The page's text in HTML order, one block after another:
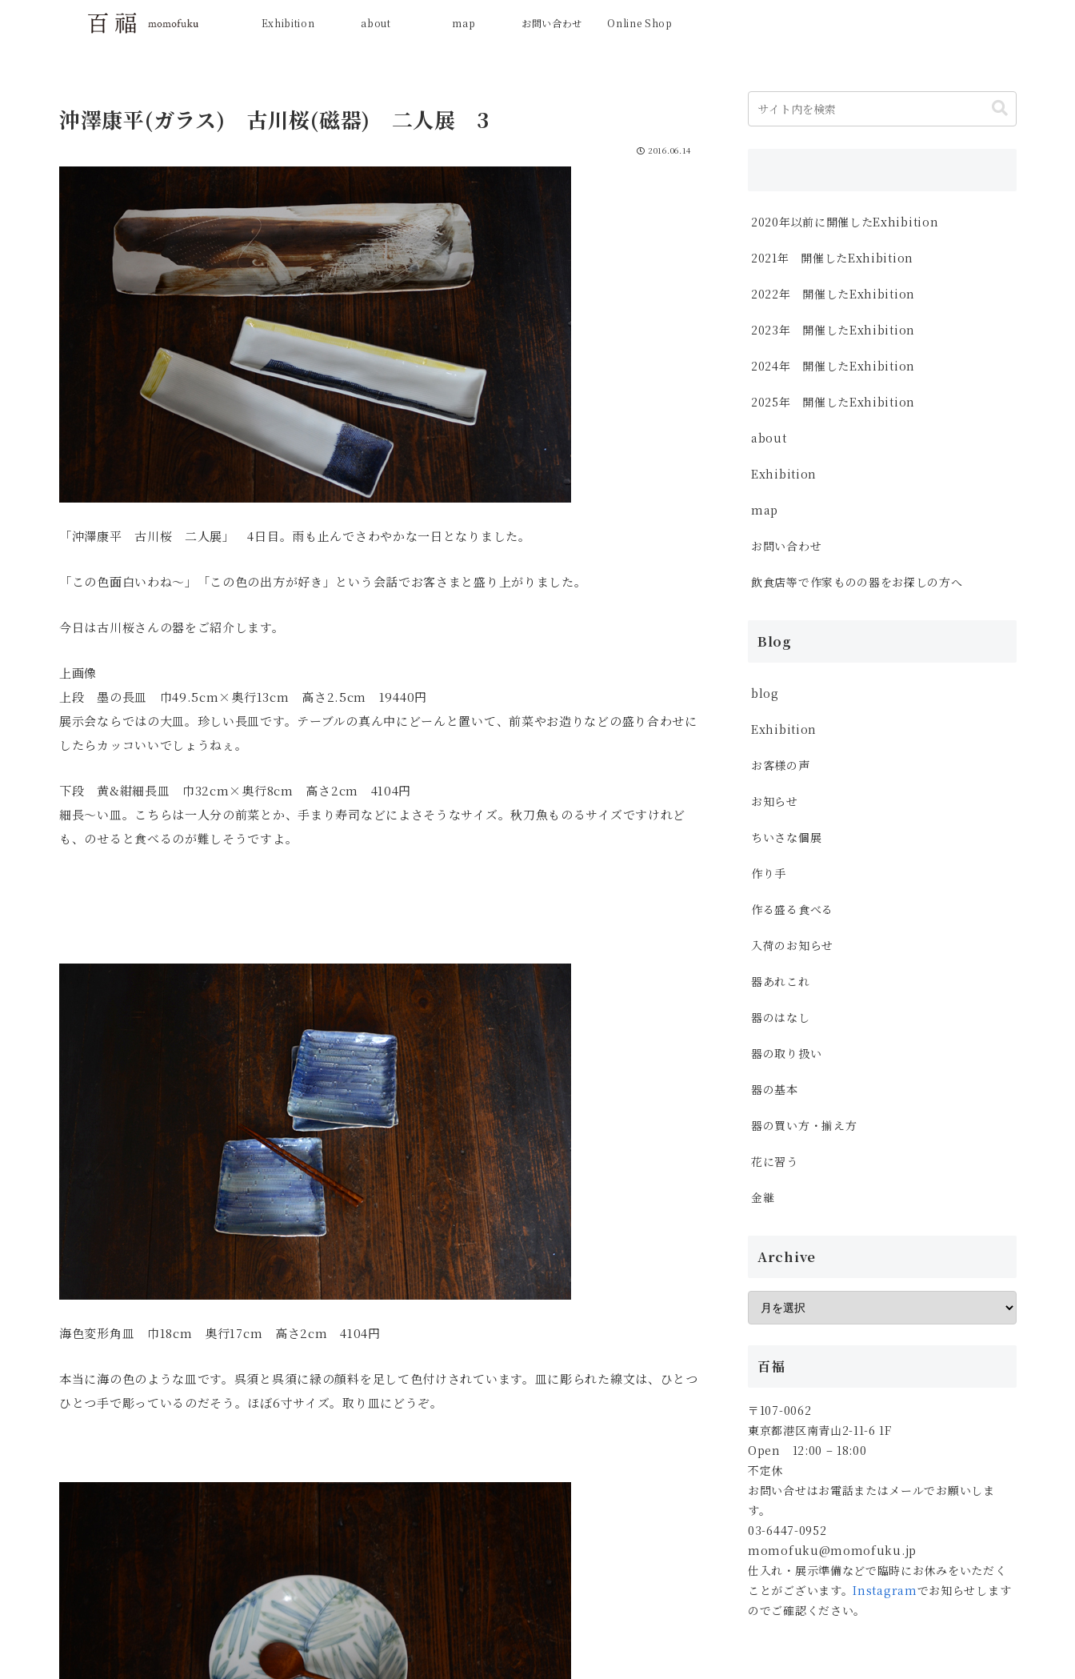
Exhibition about map お問い合わせ Online Shop
沖澤康平(ガラス) 古川桜(磁器) 二人展 3
2016.06.14
「沖澤康平 古川桜 二人展」 4日目。雨も止んでさわやかな一日となりました。
「この色面白いわね〜」「この色の出方が好き」という会話でお客さまと盛り上がりました。
今日は古川桜さんの器をご紹介します。
上画像
上段 墨の長皿 巾49.5cm×奥行13cm 高さ2.5cm 19440円
展示会ならではの大皿。珍しい長皿です。テーブルの真ん中にどーんと置いて、前菜やお造りなどの盛り合わせに
したらカッコいいでしょうねぇ。
下段 黄&紺細長皿 巾32cm×奥行8cm 高さ2cm 4104円
細長〜い皿。こちらは一人分の前菜とか、手まり寿司などによさそうなサイズ。秋刀魚ものるサイズですけれど
も、のせると食べるのが難しそうですよ。
海色変形角皿 巾18cm 奥行17cm 高さ2cm 4104円
本当に海の色のような皿です。呉須と呉須に緑の顔料を足して色付けされています。皿に彫られた線文は、ひとつ
ひとつ手で彫っているのだそう。ほぼ6寸サイズ。取り皿にどうぞ。
2020年以前に開催したExhibition
2021年 開催したExhibition
2022年 開催したExhibition
2023年 開催したExhibition
2024年 開催したExhibition
2025年 開催したExhibition
about
Exhibition
map
お問い合わせ
飲食店等で作家ものの器をお探しの方へ
Blog
blog
Exhibition
お客様の声
お知らせ
ちいさな個展
作り手
作る盛る食べる
入荷のお知らせ
器あれこれ
器のはなし
器の取り扱い
器の基本
器の買い方・揃え方
花に習う
金継
Archive
百福
〒107-0062
東京都港区南青山2-11-6 1F
Open 12:00 – 18:00
不定休
お問い合せはお電話またはメールでお願いしま
す。
03-6447-0952
momofuku@momofuku.jp
仕入れ・展示準備などで臨時にお休みをいただく
ことがございます。Instagramでお知らせします
のでご確認ください。